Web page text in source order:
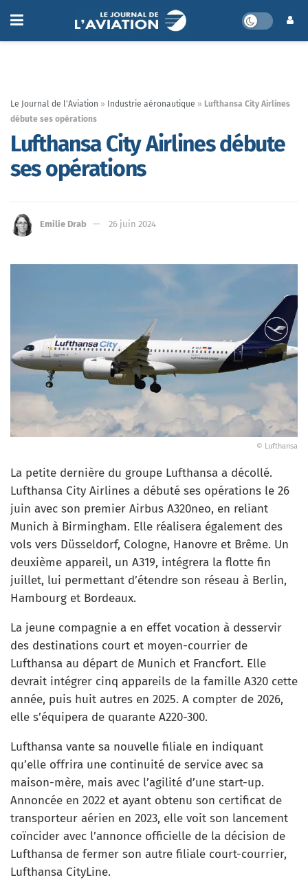
Le Journal de l'Aviation » Industrie aéronautique » Lufthansa City Airlines
débute ses opérations
Lufthansa City Airlines débute
ses opérations
Emilie Drab 26 juin 2024
© Lufthansa
La petite dernière du groupe Lufthansa a décollé.
Lufthansa City Airlines a débuté ses opérations le 26
juin avec son premier Airbus A320neo, en reliant
Munich à Birmingham. Elle réalisera également des
vols vers Düsseldorf, Cologne, Hanovre et Brême. Un
deuxième appareil, un A319, intégrera la flotte fin
juillet, lui permettant d’étendre son réseau à Berlin,
Hambourg et Bordeaux.
La jeune compagnie a en effet vocation à desservir
des destinations court et moyen-courrier de
Lufthansa au départ de Munich et Francfort. Elle
devrait intégrer cinq appareils de la famille A320 cette
année, puis huit autres en 2025. A compter de 2026,
elle s’équipera de quarante A220-300.
Lufthansa vante sa nouvelle filiale en indiquant
qu’elle offrira une continuité de service avec sa
maison-mère, mais avec l’agilité d’une start-up.
Annoncée en 2022 et ayant obtenu son certificat de
transporteur aérien en 2023, elle voit son lancement
coïncider avec l’annonce officielle de la décision de
Lufthansa de fermer son autre filiale court-courrier,
Lufthansa CityLine.